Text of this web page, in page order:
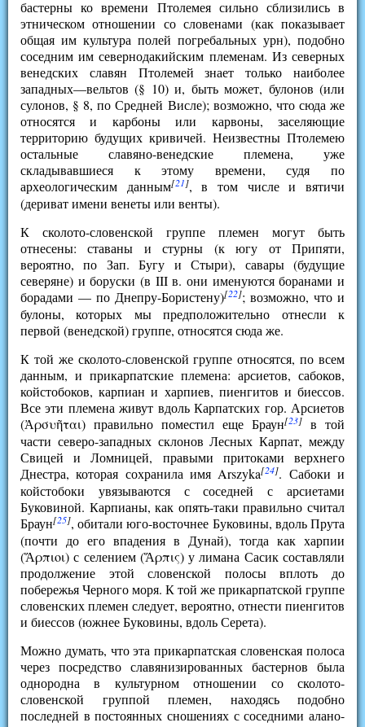
бастерны ко времени Птолемея сильно сблизились в
этническом отношении со словенами (как показывает
общая им культура полей погребальных урн), подобно
соседним им севернодакийским племенам. Из северных
венедских славян Птолемей знает только наиболее
западных—вельтов (§ 10) и, быть может, булонов (или
сулонов, § 8, по Средней Висле); возможно, что сюда же
относятся и карбоны или карвоны, заселяющие
территорию будущих кривичей. Неизвестны Птолемею
остальные славяно-венедские племена, уже
складывавшиеся к этому времени, судя по
археологическим данным[21], в том числе и вятичи
(дериват имени венеты или венты).
К сколото-словенской группе племен могут быть
отнесены: ставаны и стурны (к югу от Припяти,
вероятно, по Зап. Бугу и Стыри), савары (будущие
северяне) и боруски (в III в. они именуются боранами и
борадами — по Днепру-Бористену)[22]; возможно, что и
булоны, которых мы предположительно отнесли к
первой (венедской) группе, относятся сюда же.
К той же сколото-словенской группе относятся, по всем
данным, и прикарпатские племена: арсиетов, сабоков,
койстобоков, карпиан и харпиев, пиенгитов и биессов.
Все эти племена живут вдоль Карпатских гор. Арсиетов
(Ἀρσυῆται) правильно поместил еще Браун[23]
в той
части северо-западных склонов Лесных Карпат, между
Свицей и Ломницей, правыми притоками верхнего
Днестра, которая сохранила имя Arszyka[24]. Сабоки и
койстобоки увязываются с соседней с арсиетами
Буковиной. Карпианы, как опять-таки правильно считал
Браун[25], обитали юго-восточнее Буковины, вдоль Прута
(почти до его впадения в Дунай), тогда как харпии
(Ἅρπιοι) с селением (Ἅρπις) у лимана Сасик составляли
продолжение этой словенской полосы вплоть до
побережья Черного моря. К той же прикарпатской группе
словенских племен следует, вероятно, отнести пиенгитов
и биессов (южнее Буковины, вдоль Серета).
Можно думать, что эта прикарпатская словенская полоса
через посредство славянизированных бастернов была
однородна в культурном отношении со сколото-
словенской группой племен, находясь подобно
последней в постоянных сношениях с соседними алано-